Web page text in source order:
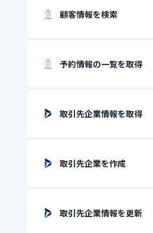
顧客情報を検索
予約情報の一覧を取得
取引先企業情報を取得
取引先企業を作成
取引先企業情報を更新